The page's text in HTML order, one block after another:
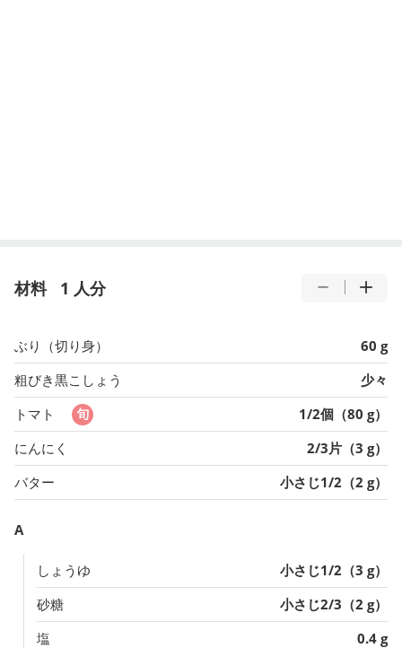
材料 1 人分
ぶり（切り身）
60 g
粗びき黒こしょう
少々
トマト
1/2個（80 g）
にんにく
2/3片（3 g）
バター
小さじ1/2（2 g）
A
しょうゆ
小さじ1/2（3 g）
砂糖
小さじ2/3（2 g）
塩
0.4 g